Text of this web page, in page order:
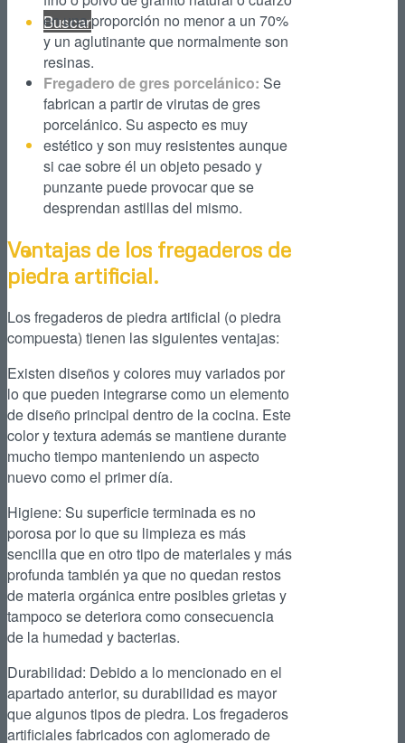
Buscar
Facebook
Instagram
en una proporción no menor a un 70%
y un aglutinante que normalmente son
resinas.
Fregadero de gres porcelánico: Se
fabrican a partir de virutas de gres
porcelánico. Su aspecto es muy
estético y son muy resistentes aunque
si cae sobre él un objeto pesado y
punzante puede provocar que se
desprendan astillas del mismo.
Ventajas de los fregaderos de
piedra artificial.
Los fregaderos de piedra artificial (o piedra
compuesta) tienen las siguientes ventajas:
Existen diseños y colores muy variados por
lo que pueden integrarse como un elemento
de diseño principal dentro de la cocina. Este
color y textura además se mantiene durante
mucho tiempo manteniendo un aspecto
nuevo como el primer día.
Higiene: Su superficie terminada es no
porosa por lo que su limpieza es más
sencilla que en otro tipo de materiales y más
profunda también ya que no quedan restos
de materia orgánica entre posibles grietas y
tampoco se deteriora como consecuencia
de la humedad y bacterias.
Durabilidad: Debido a lo mencionado en el
apartado anterior, su durabilidad es mayor
que algunos tipos de piedra. Los fregaderos
artificiales fabricados con aglomerado de